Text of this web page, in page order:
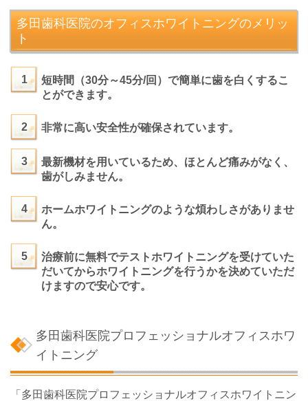
多田歯科医院のオフィスホワイトニングのメリッ
ト
1
短時間（30分～45分/回）で簡単に歯を白くするこ
とができます。
2 非常に高い安全性が確保されています。
3
最新機材を用いているため、ほとんど痛みがなく、
歯がしみません。
4
ホームホワイトニングのような煩わしさがありませ
ん。
5
治療前に無料でテストホワイトニングを受けていた
だいてからホワイトニングを行うかを決めていただ
けますので安心です。
多田歯科医院プロフェッショナルオフィスホワ
イトニング
「多田歯科医院プロフェッショナルオフィスホワイトニン